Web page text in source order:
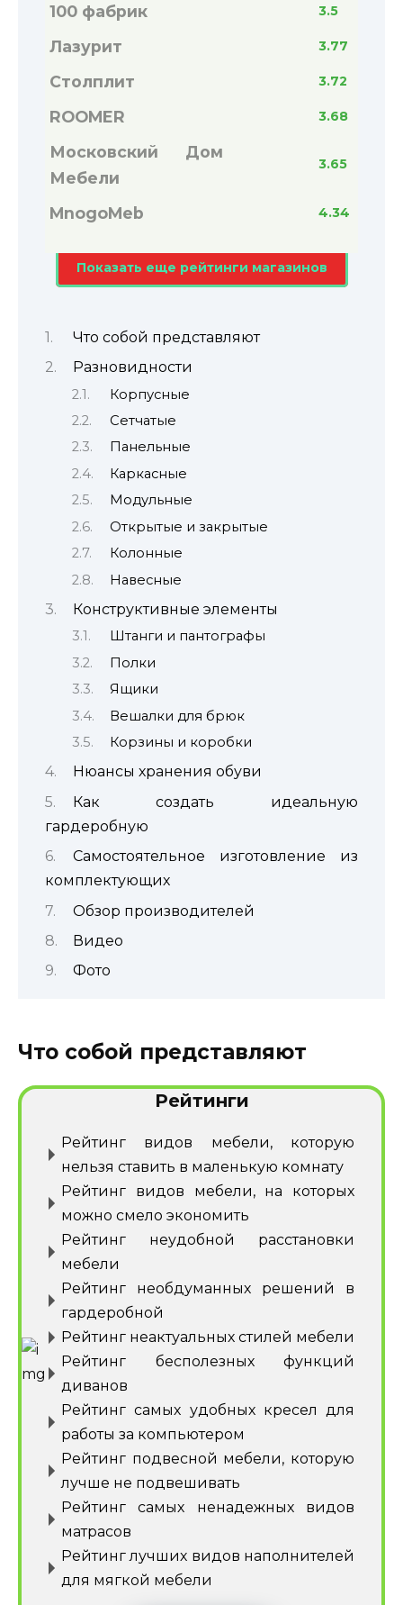
100 фабрик 3.5
Лазурит 3.77
Столплит 3.72
ROOMER 3.68
Московский Дом
Мебели
3.65
MnogoMeb 4.34
Показать еще рейтинги магазинов
Что собой представляют
Разновидности
Корпусные
Сетчатые
Панельные
Каркасные
Модульные
Открытые и закрытые
Колонные
Навесные
Конструктивные элементы
Штанги и пантографы
Полки
Ящики
Вешалки для брюк
Корзины и коробки
Нюансы хранения обуви
Как создать идеальную
гардеробную
Самостоятельное изготовление из
комплектующих
Обзор производителей
Видео
Фото
Что собой представляют
Рейтинги
Рейтинг видов мебели, которую
нельзя ставить в маленькую комнату
Рейтинг видов мебели, на которых
можно смело экономить
Рейтинг неудобной расстановки
мебели
Рейтинг необдуманных решений в
гардеробной
Рейтинг неактуальных стилей мебели
Рейтинг бесполезных функций
диванов
Рейтинг самых удобных кресел для
работы за компьютером
Рейтинг подвесной мебели, которую
лучше не подвешивать
Рейтинг самых ненадежных видов
матрасов
Рейтинг лучших видов наполнителей
для мягкой мебели